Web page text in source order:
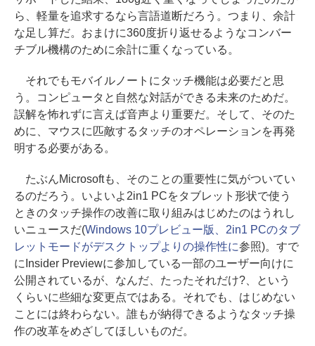
ら、軽量を追求するなら言語道断だろう。つまり、余計
な足し算だ。おまけに360度折り返せるようなコンバー
チブル機構のために余計に重くなっている。
それでもモバイルノートにタッチ機能は必要だと思
う。コンピュータと自然な対話ができる未来のためだ。
誤解を怖れずに言えば音声より重要だ。そして、そのた
めに、マウスに匹敵するタッチのオペレーションを再発
明する必要がある。
たぶんMicrosoftも、そのことの重要性に気がついてい
るのだろう。いよいよ2in1 PCをタブレット形状で使う
ときのタッチ操作の改善に取り組みはじめたのはうれし
いニュースだ(Windows 10プレビュー版、2in1 PCのタブ
レットモードがデスクトップよりの操作性に参照)。すで
にInsider Previewに参加している一部のユーザー向けに
公開されているが、なんだ、たったそれだけ?、という
くらいに些細な変更点ではある。それでも、はじめない
ことには終わらない。誰もが納得できるようなタッチ操
作の改革をめざしてほしいものだ。